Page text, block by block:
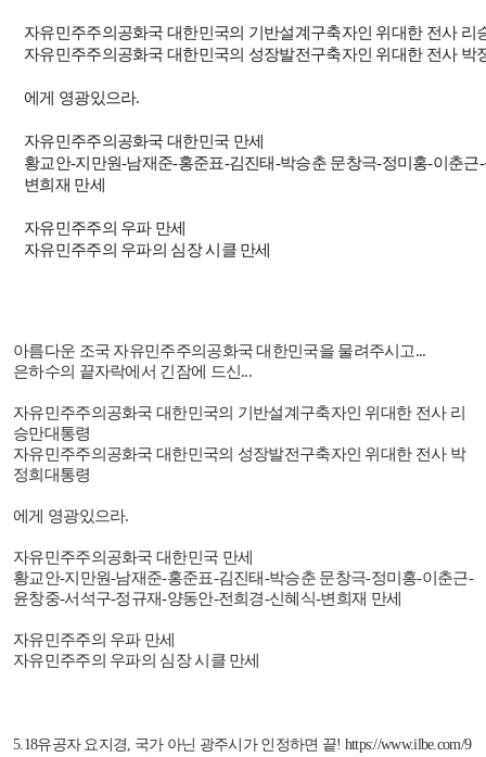
자유민주주의공화국 대한민국의 기반설계구축자인 위대한 전사 리
자유민주주의공화국 대한민국의 성장발전구축자인 위대한 전사 박
에게 영광있으라.
자유민주주의공화국 대한민국 만세
황교안-지만원-남재준-홍준표-김진태-박승춘 문창극-정미홍-이춘근-
변희재 만세
자유민주주의 우파 만세
자유민주주의 우파의 심장 시클 만세
아름다운 조국 자유민주주의공화국 대한민국을 물려주시고...
은하수의 끝자락에서 긴잠에 드신 ...
자유민주주의공화국 대한민국의 기반설계구축자인 위대한 전사 리
승만대통령
자유민주주의공화국 대한민국의 성장발전구축자인 위대한 전사 박
정희대통령
에게 영광있으라.
자유민주주의공화국 대한민국 만세
황교안-지만원-남재준-홍준표-김진태-박승춘 문창극-정미홍-이춘근-
윤창중-서석구-정규재-양동안-전희경-신혜식-변희재 만세
자유민주주의 우파 만세
자유민주주의 우파의 심장 시클 만세
5.18유공자 요지경, 국가 아닌 광주시가 인정하면 끝! https://www.ilbe.com/9